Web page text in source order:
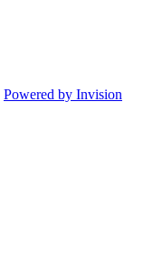
Powered by Invision